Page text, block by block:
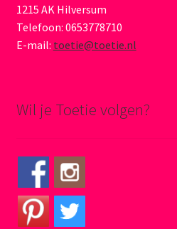
1215 AK Hilversum
Telefoon: 0653778710
E-mail: toetie@toetie.nl
Wil je Toetie volgen?